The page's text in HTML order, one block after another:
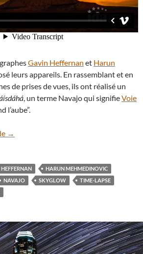
Gavin Heffernan et Harun
leurs appareils. En rassemblant et en
de prises de vues, ils ont réalisé un
, un terme Navajo qui signifieVoie
l’aube”.
En vidéo : le ciel des Navajos à
→
HARUN MEHMEDINOVIC
NAVAJO SKYGLOW
TIME-LAPSE